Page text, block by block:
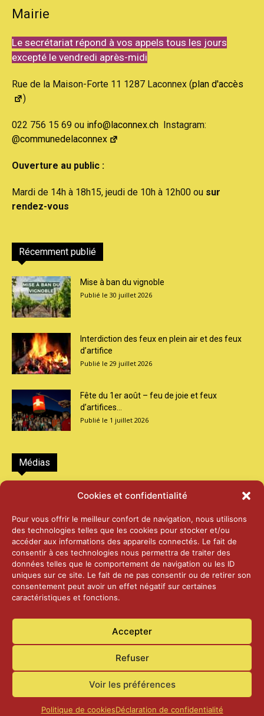
Cookies et confidentialité
Pour vous offrir le meilleur confort de navigation, nous utilisons
des technologies telles que les cookies pour stocker et/ou
accéder aux informations des appareils connectés. Le fait de
consentir à ces technologies nous permettra de traiter des
données telles que le comportement de navigation ou les ID
uniques sur ce site. Le fait de ne pas consentir ou de retirer son
consentement peut avoir un effet négatif sur certaines
caractéristiques et fonctions.
Accepter
Refuser
Voir les préférences
Politique de cookiesDéclaration de confidentialité
Mairie
Le secrétariat répond à vos appels tous les jours
excepté le vendredi après-midi
Rue de la Maison-Forte 11 1287 Laconnex (plan d'accès
)
022 756 15 69 ou info@laconnex.ch Instagram:
@communedelaconnex
Ouverture au public :
Mardi de 14h à 18h15, jeudi de 10h à 12h00 ou sur
rendez-vous
Récemment publié
Mise à ban du vignoble
30 juillet 2026
Interdiction des feux en plein air et des feux
d’artifice
29 juillet 2026
Fête du 1er août – feu de joie et feux
d’artifices...
1 juillet 2026
Médias
2026 – Laiterie d’Orsières et Abbaye de St-
25 juin 2026
2025 – Palais Fédéral – Berne
25 juin 2026
14 janvier 2025
Actualités Contact Confidentialité
© Commune de Laconnex2026